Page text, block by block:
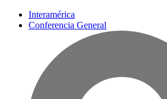
Interamérica
Conferencia General